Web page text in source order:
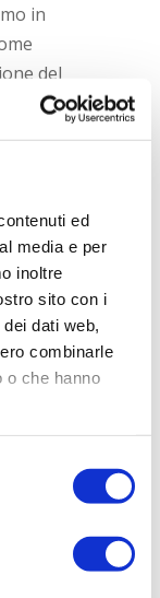
ed
media e per
inoltre
sito con i
dati web,
combinarle
o che hanno
in
del
della
di
anche